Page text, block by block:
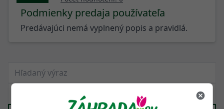
Podmienky predaja používateľa
Predávajúci nemá vyplnený popis a pravidlá.